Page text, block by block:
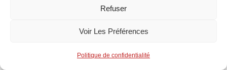
Refuser
Voir Les Préférences
Politique de confidentialité
remorquage, véhicule de remplacement) évite des frais
parcours indemnisationorienté Mercedes.